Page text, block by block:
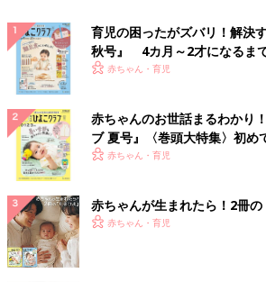
育児の困ったがズバリ！解決
秋号』 4カ月～2才になるま
いっぱい！
赤ちゃん・育児
赤ちゃんのお世話まるわかり
ブ 夏号』〈巻頭大特集〉初め
く！ おっぱい・ミルクの基本
赤ちゃん・育児
赤ちゃんが生まれたら！2冊の
赤ちゃん・育児